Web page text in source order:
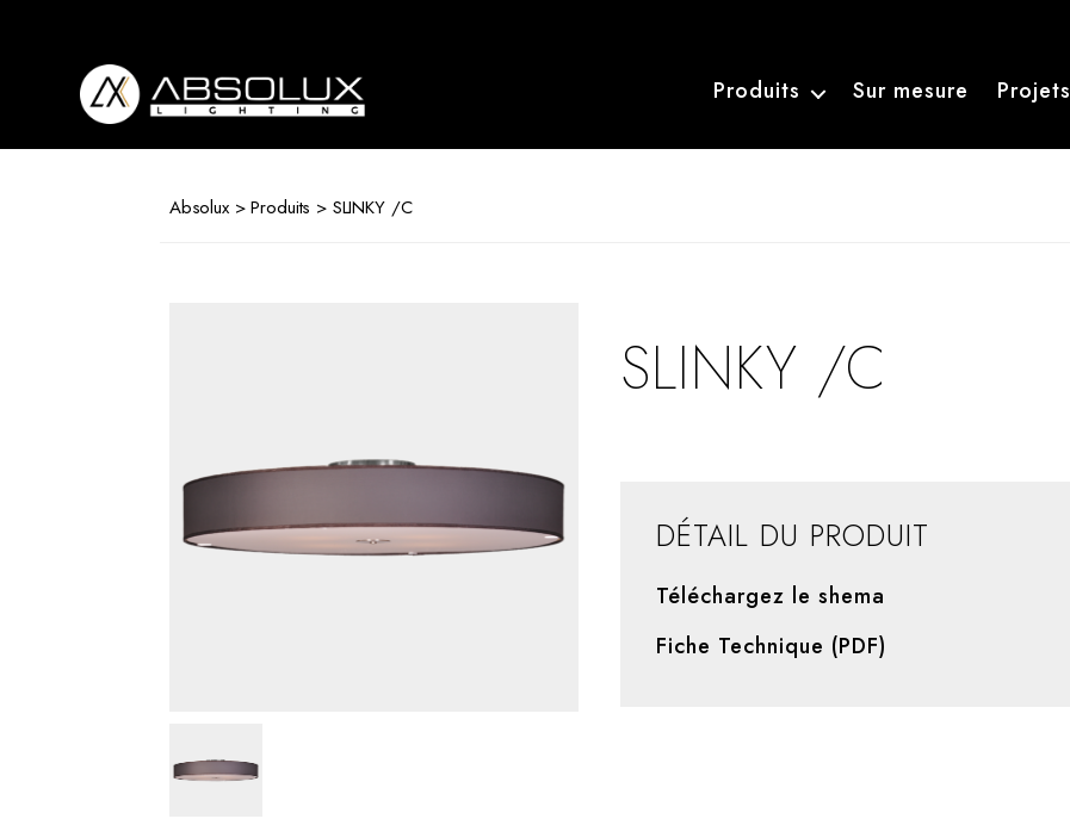
Produits Sur mesure Projets
Absolux>Produits > SLINKY /C
SLINKY /C
DÉTAIL DU PRODUIT
Téléchargez le shema
Fiche Technique (PDF)